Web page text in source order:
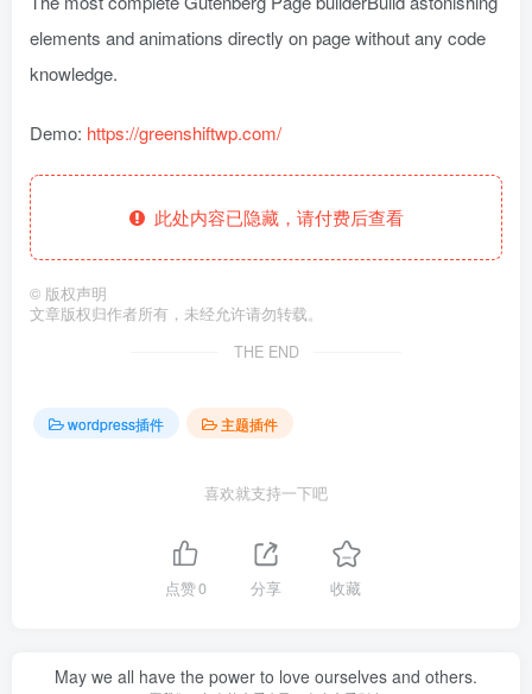
elements and animations directly on page without any code
knowledge.
Demo: https://greenshiftwp.com/
此处内容已隐藏，请付费后查看
© 版权声明
文章版权归作者所有，未经允许请勿转载。
THE END
wordpress插件 主题插件
喜欢就支持一下吧
点赞0 分享 收藏
May we all have the power to love ourselves and others.